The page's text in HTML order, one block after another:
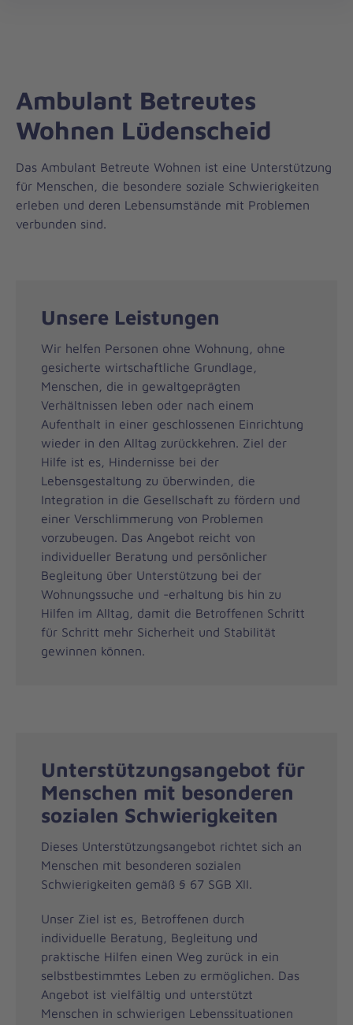
zum
Ambulant Betreutes
Wohnen Lüdenscheid
Das Ambulant Betreute Wohnen ist eine Unterstützung
für Menschen, die besondere soziale Schwierigkeiten
erleben und deren Lebensumstände mit Problemen
verbunden sind.
Unsere Leistungen
Wir helfen Personen ohne Wohnung, ohne
gesicherte wirtschaftliche Grundlage,
Menschen, die in gewaltgeprägten
Verhältnissen leben oder nach einem
Aufenthalt in einer geschlossenen Einrichtung
wieder in den Alltag zurückkehren. Ziel der
Hilfe ist es, Hindernisse bei der
Lebensgestaltung zu überwinden, die
Integration in die Gesellschaft zu fördern und
einer Verschlimmerung von Problemen
vorzubeugen. Das Angebot reicht von
individueller Beratung und persönlicher
Begleitung über Unterstützung bei der
Wohnungssuche und -erhaltung bis hin zu
Hilfen im Alltag, damit die Betroffenen Schritt
für Schritt mehr Sicherheit und Stabilität
gewinnen können.
Unterstützungsangebot für
Menschen mit besonderen
sozialen Schwierigkeiten
Dieses Unterstützungsangebot richtet sich an
Menschen mit besonderen sozialen
Schwierigkeiten gemäß § 67 SGB XII.
Unser Ziel ist es, Betroffenen durch
individuelle Beratung, Begleitung und
praktische Hilfen einen Weg zurück in ein
selbstbestimmtes Leben zu ermöglichen. Das
Angebot ist vielfältig und unterstützt
Menschen in schwierigen Lebenssituationen